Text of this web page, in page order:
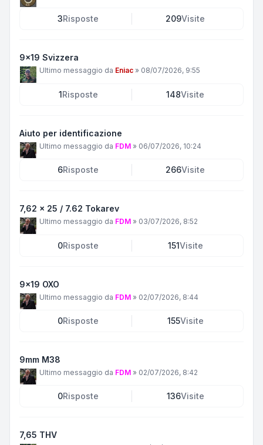
3Risposte 209Visite
9x19 Svizzera
Ultimo messaggio da Eniac » 08/07/2026, 9:55
1Risposte 148Visite
Aiuto per identificazione
Ultimo messaggio da FDM » 06/07/2026, 10:24
6Risposte 266Visite
7,62 x 25 / 7.62 Tokarev
Ultimo messaggio da FDM » 03/07/2026, 8:52
0Risposte 151Visite
9x19 OXO
Ultimo messaggio da FDM » 02/07/2026, 8:44
0Risposte 155Visite
9mm M38
Ultimo messaggio da FDM » 02/07/2026, 8:42
0Risposte 136Visite
7,65 THV